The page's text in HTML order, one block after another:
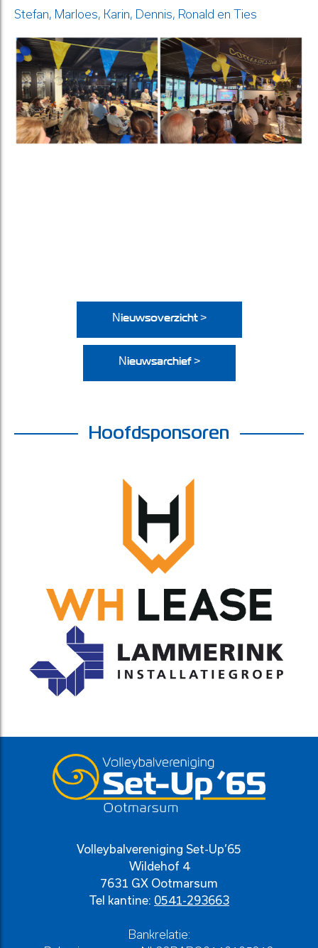
Stefan, Marloes, Karin, Dennis, Ronald en Ties
Nieuwsoverzicht >
Nieuwsarchief >
Hoofdsponsoren
Volleybalvereniging Set-Up’65
Wildehof 4
7631 GX Ootmarsum
Tel kantine: 0541-293663
Bankrelatie: